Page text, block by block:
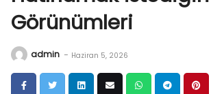
Görünümleri
admin - Haziran 5, 2026